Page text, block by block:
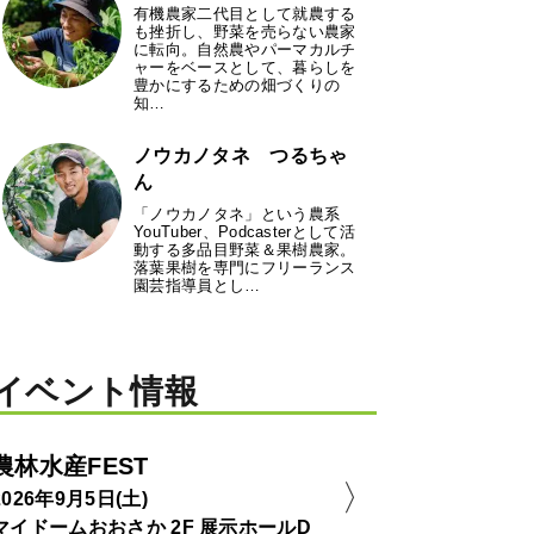
有機農家二代目として就農する
も挫折し、野菜を売らない農家
に転向。自然農やパーマカルチ
ャーをベースとして、暮らしを
豊かにするための畑づくりの
知…
ノウカノタネ つるちゃ
ん
「ノウカノタネ」という農系
YouTuber、Podcasterとして活
動する多品目野菜＆果樹農家。
落葉果樹を専門にフリーランス
園芸指導員とし…
ベント情報
林水産FEST
年9月5日(土)
イドームおおさか 2F 展示ホールD